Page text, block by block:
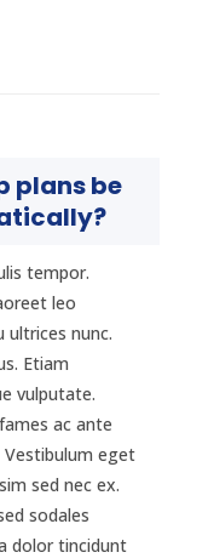
plans be
tempor.
leo
ultrices nunc.
Etiam
vulputate.
ac ante
Vestibulum eget
sed nec ex.
sodales
dolor tincidunt